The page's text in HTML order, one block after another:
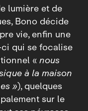
lumière et de
Bono décide
vie, enfin une
qui se focalise
«nous
à la maison
»), quelques
sur le